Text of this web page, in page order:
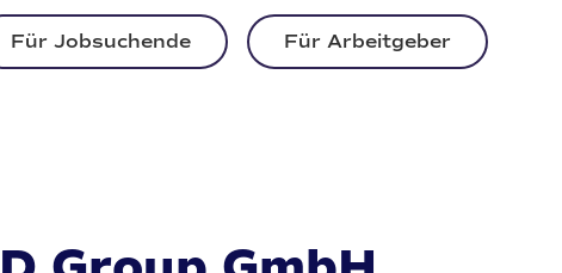
Für Jobsuchende Für Arbeitgeber